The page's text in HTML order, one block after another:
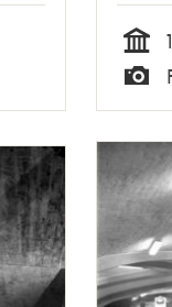
där
kan
Tid
Typ